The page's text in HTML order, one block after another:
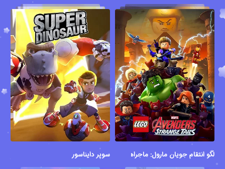
لگو انتقام جویان مارول: ماجراهای عجیبسوپر دایناسور